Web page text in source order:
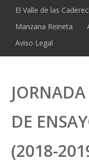
El Valle de las
Manzana Reineta
Aviso Legal
DE
(2018-